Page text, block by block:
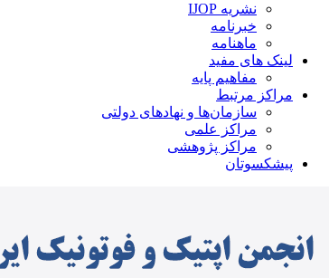
نشریه IJOP
خبرنامه
ماهنامه
لینک های مفید
مفاهیم پایه
مراکز مرتبط
سازمان‌ها و نهادهای دولتی
مراکز علمی
مراکز پژوهشی
پیشکسوتان